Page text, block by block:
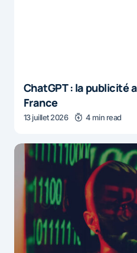
ChatGPT : la publicité
France
13 juillet 2026 4 min read